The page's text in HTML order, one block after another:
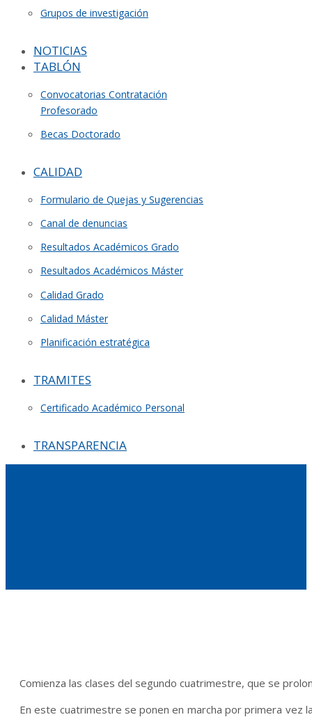
Grupos de investigación
NOTICIAS
TABLÓN
Convocatorias Contratación
Profesorado
Becas Doctorado
CALIDAD
Formulario de Quejas y Sugerencias
Canal de denuncias
Resultados Académicos Grado
Resultados Académicos Máster
Calidad Grado
Calidad Máster
Planificación estratégica
TRAMITES
Certificado Académico Personal
TRANSPARENCIA
Comienza las clases del segundo cuatrimestre, que se
Eneste cuatrimestre seponen en marcha por primera vez